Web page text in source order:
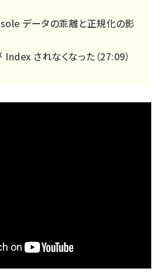
データの乖離と正規化の影
Index されなくなった（27:09）